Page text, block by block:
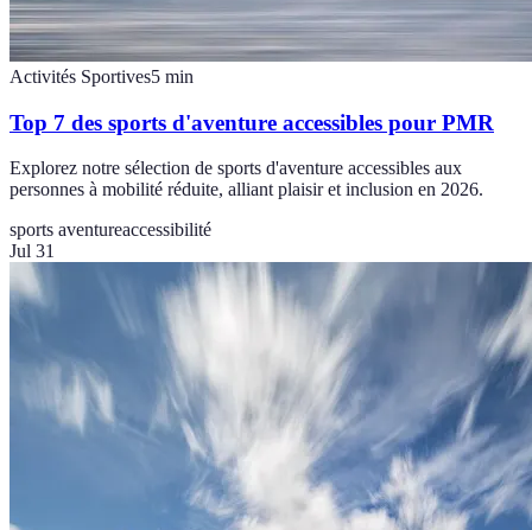
Activités Sportives5 min
Top 7 des sports d'aventure accessibles pour PMR
Explorez notre sélection de sports d'aventure accessibles aux
personnes à mobilité réduite, alliant plaisir et inclusion en 2026.
sports aventureaccessibilité
Jul 31